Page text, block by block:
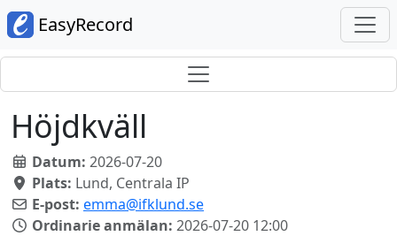
EasyRecord
Höjdkväll
Datum: 2026-07-20
Plats: Lund, Centrala IP
E-post: emma@ifklund.se
Ordinarie anmälan: 2026-07-20 12:00